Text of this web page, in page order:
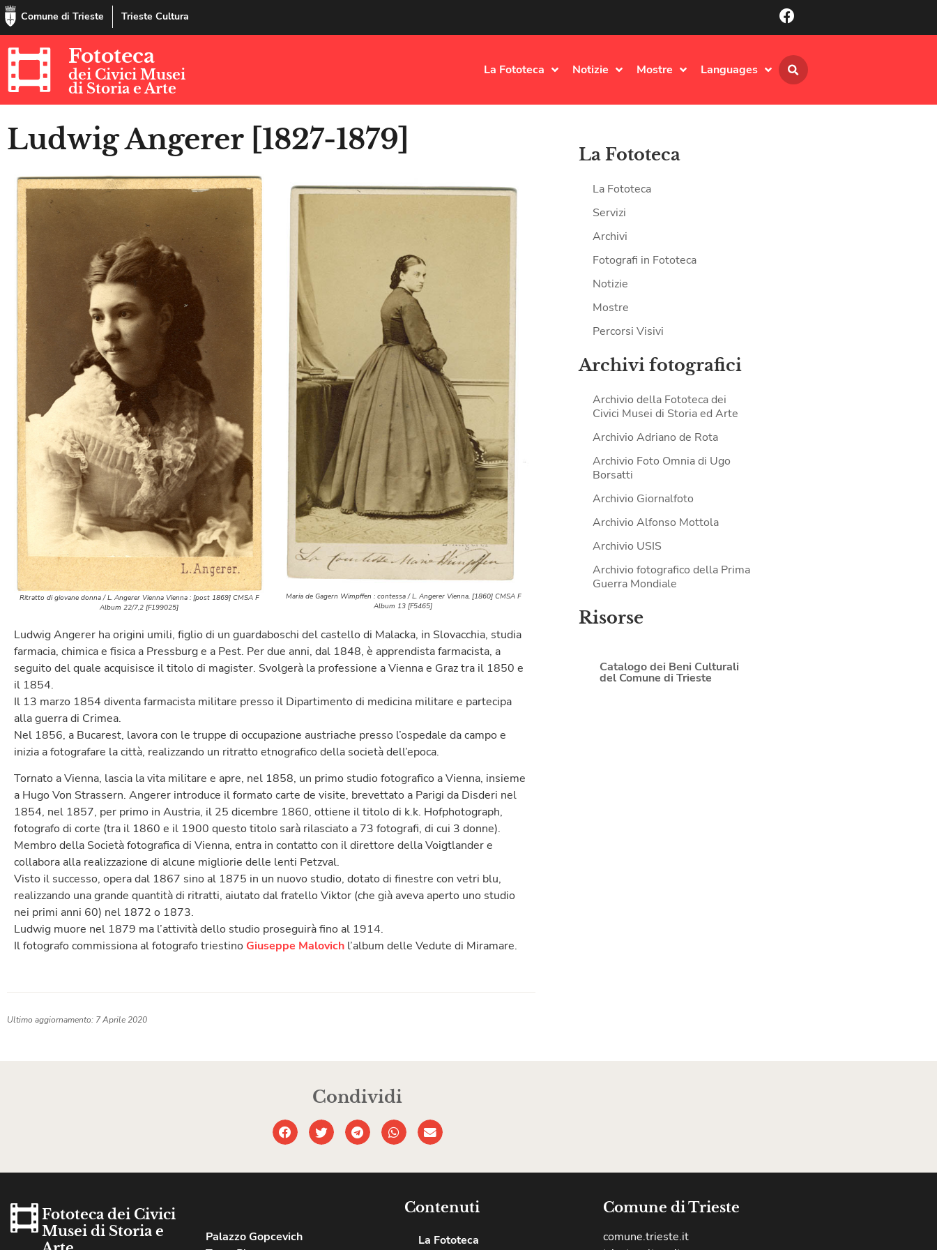
Comune di Trieste Trieste Cultura
Fototeca
dei Civici Musei
di Storia e Arte
La Fototeca Notizie Mostre Languages
Ludwig Angerer [1827-1879]
Ritratto di giovane donna / L. Angerer Vienna Vienna : [post 1869] CMSA F
Album 22/7,2 [F199025]
Maria de Gagern Wimpffen : contessa / L. Angerer Vienna, [1860] CMSA F
Album 13 [F5465]
Ludwig Angerer ha origini umili, figlio di un guardaboschi del castello di Malacka, in Slovacchia, studia
farmacia, chimica e fisica a Pressburg e a Pest. Per due anni, dal 1848, è apprendista farmacista, a
seguito del quale acquisisce il titolo di magister. Svolgerà la professione a Vienna e Graz tra il 1850 e
il 1854.
Il 13 marzo 1854 diventa farmacista militare presso il Dipartimento di medicina militare e partecipa
alla guerra di Crimea.
Nel 1856, a Bucarest, lavora con le truppe di occupazione austriache presso l’ospedale da campo e
inizia a fotografare la città, realizzando un ritratto etnografico della società dell’epoca.
Tornato a Vienna, lascia la vita militare e apre, nel 1858, un primo studio fotografico a Vienna, insieme
a Hugo Von Strassern. Angerer introduce il formato carte de visite, brevettato a Parigi da Disderi nel
1854, nel 1857, per primo in Austria, il 25 dicembre 1860, ottiene il titolo di k.k. Hofphotograph,
fotografo di corte (tra il 1860 e il 1900 questo titolo sarà rilasciato a 73 fotografi, di cui 3 donne).
Membro della Società fotografica di Vienna, entra in contatto con il direttore della Voigtlander e
collabora alla realizzazione di alcune migliorie delle lenti Petzval.
Visto il successo, opera dal 1867 sino al 1875 in un nuovo studio, dotato di finestre con vetri blu,
realizzando una grande quantità di ritratti, aiutato dal fratello Viktor (che già aveva aperto uno studio
nei primi anni 60) nel 1872 o 1873.
Ludwig muore nel 1879 ma l’attività dello studio proseguirà fino al 1914.
Il fotografo commissiona al fotografo triestino Giuseppe Malovich l’album delle Vedute di Miramare.
Ultimo aggiornamento: 7 Aprile 2020
La Fototeca
La Fototeca
Servizi
Archivi
Fotografi in Fototeca
Notizie
Mostre
Percorsi Visivi
Archivi fotografici
Archivio della Fototeca dei
Civici Musei di Storia ed Arte
Archivio Adriano de Rota
Archivio Foto Omnia di Ugo
Borsatti
Archivio Giornalfoto
Archivio Alfonso Mottola
Archivio USIS
Archivio fotografico della Prima
Guerra Mondiale
Risorse
Catalogo dei Beni Culturali
del Comune di Trieste
Condividi
Fototeca dei Civici
Musei di Storia e
Palazzo Gopcevich
Contenuti
La Fototeca
Comune di Trieste
comune.trieste.it